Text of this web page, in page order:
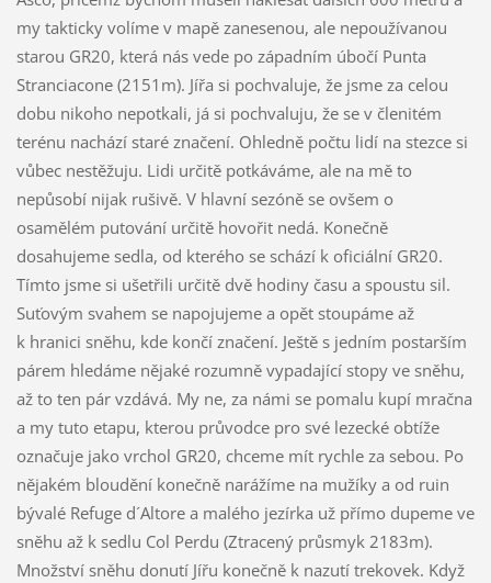
my takticky volíme v mapě zanesenou, ale nepoužívanou
starou GR20, která nás vede po západním úbočí Punta
Stranciacone (2151m). Jířa si pochvaluje, že jsme za celou
dobu nikoho nepotkali, já si pochvaluju, že se v členitém
terénu nachází staré značení. Ohledně počtu lidí na stezce si
vůbec nestěžuju. Lidi určitě potkáváme, ale na mě to
nepůsobí nijak rušivě. V hlavní sezóně se ovšem o
osamělém putování určitě hovořit nedá. Konečně
dosahujeme sedla, od kterého se schází k oficiální GR20.
Tímto jsme si ušetřili určitě dvě hodiny času a spoustu sil.
Suťovým svahem se napojujeme a opět stoupáme až
k hranici sněhu, kde končí značení. Ještě s jedním postarším
párem hledáme nějaké rozumně vypadající stopy ve sněhu,
až to ten pár vzdává. My ne, za námi se pomalu kupí mračna
a my tuto etapu, kterou průvodce pro své lezecké obtíže
označuje jako vrchol GR20, chceme mít rychle za sebou. Po
nějakém bloudění konečně narážíme na mužíky a od ruin
bývalé Refuge d´Altore a malého jezírka už přímo dupeme ve
sněhu až k sedlu Col Perdu (Ztracený průsmyk 2183m).
Množství sněhu donutí Jířu konečně k nazutí trekovek. Když